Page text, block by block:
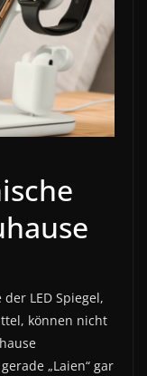
LED Spiegel,
können nicht
„Laien“ gar